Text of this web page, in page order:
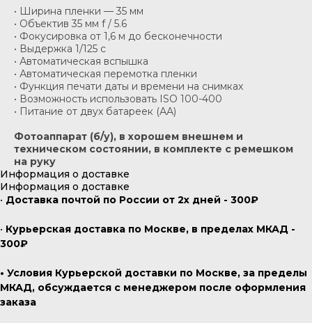
• Ширина пленки — 35 мм
• Объектив 35 мм f / 5.6
• Фокусировка от 1,6 м до бесконечности
• Выдержка 1/125 c
• Автоматическая вспышка
• Автоматическая перемотка пленки
• Функция печати даты и времени на снимках
• Возможность использовать ISO 100-400
• Питание от двух батареек (АА)
Фотоаппарат (б/у), в хорошем внешнем и
техническом состоянии, в комплекте с ремешком
на руку
Информация о доставке
Информация о доставке
• Доставка почтой по России от 2х дней - 300₽
• Курьерская доставка по Москве, в пределах МКАД -
300₽
• Условия Курьерской доставки по Москве, за пределы
МКАД, обсуждается с менеджером после оформления
заказа